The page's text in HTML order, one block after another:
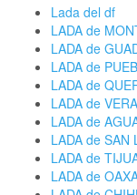
Lada del df
LADA de
LADA de
LADA de
LADA de
LADA de
LADA de
LADA de SAN
LADA de
LADA de